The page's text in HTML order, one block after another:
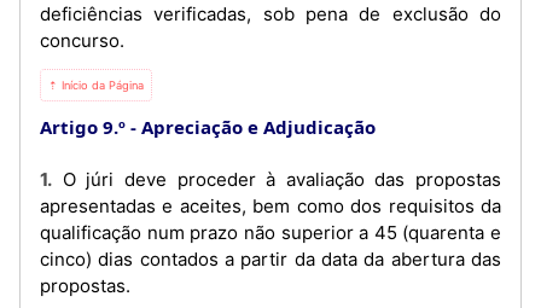
deficiências verificadas, sob pena de exclusão do
concurso.
⇡ Início da Página
Artigo 9.º Apreciação e Adjudicação
1. O júri deve proceder à avaliação das propostas
apresentadas e aceites, bem como dos requisitos da
qualificação num prazo não superior a 45 (quarenta e
cinco) dias contados a partir da data da abertura das
propostas.